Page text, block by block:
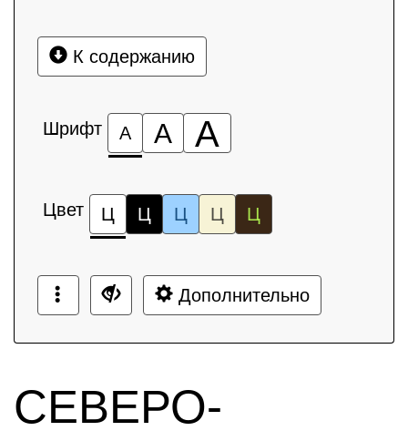
К содержанию
Шрифт А А А
Цвет Ц Ц Ц Ц Ц
Дополнительно
СЕВЕРО-